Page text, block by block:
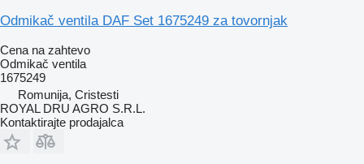
Odmikač ventila DAF Set 1675249 za tovornjak
Cena na zahtevo
Odmikač ventila
1675249
Romunija, Cristesti
ROYAL DRU AGRO S.R.L.
Kontaktirajte prodajalca